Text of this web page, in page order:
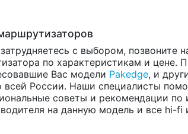
с выбором, позвоните
по характеристикам и цене.
Вас модели Pakedge, и
всей России. Наши специалисты
советы и рекомендации по
на данную модель и все hi-fi